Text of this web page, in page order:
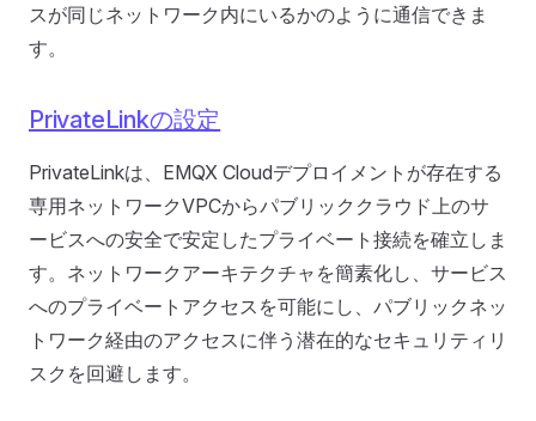
スが同じネットワーク内にいるかのように通信できま
す。
PrivateLinkの設定
PrivateLinkは、EMQX Cloudデプロイメントが存在する
専用ネットワークVPCからパブリッククラウド上のサ
ービスへの安全で安定したプライベート接続を確立しま
す。ネットワークアーキテクチャを簡素化し、サービス
へのプライベートアクセスを可能にし、パブリックネッ
トワーク経由のアクセスに伴う潜在的なセキュリティリ
スクを回避します。